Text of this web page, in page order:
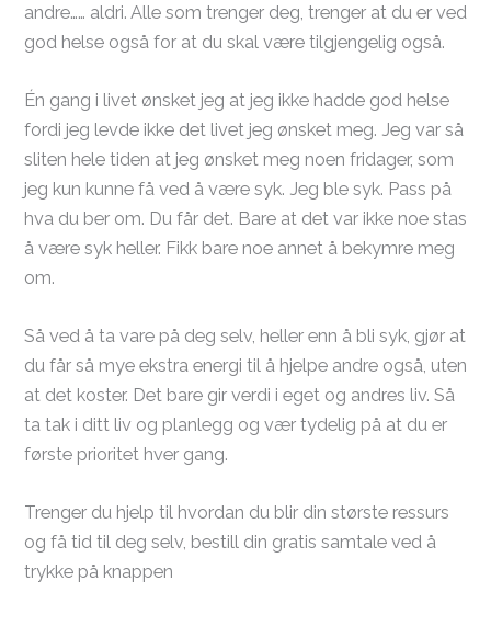
andre…… aldri. Alle som trenger deg, trenger at du er ved
god helse også for at du skal være tilgjengelig også.
Én gang i livet ønsket jeg at jeg ikke hadde god helse
fordi jeg levde ikke det livet jeg ønsket meg. Jeg var så
sliten hele tiden at jeg ønsket meg noen fridager, som
jeg kun kunne få ved å være syk. Jeg ble syk. Pass på
hva du ber om. Du får det. Bare at det var ikke noe stas
å være syk heller. Fikk bare noe annet å bekymre meg
om.
Så ved å ta vare på deg selv, heller enn å bli syk, gjør at
du får så mye ekstra energi til å hjelpe andre også, uten
at det koster. Det bare gir verdi i eget og andres liv. Så
ta tak i ditt liv og planlegg og vær tydelig på at du er
første prioritet hver gang.
Trenger du hjelp til hvordan du blir din største ressurs
og få tid til deg selv, bestill din gratis samtale ved å
trykke på knappen